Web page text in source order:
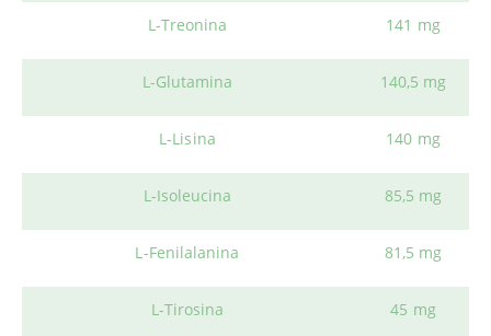
L-Treonina 141 mg
L-Glutamina 140,5 mg
L-Lisina 140 mg
L-Isoleucina 85,5 mg
L-Fenilalanina 81,5 mg
L-Tirosina 45 mg